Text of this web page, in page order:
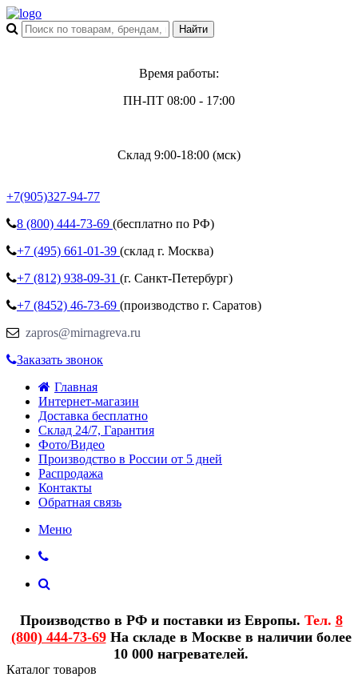
Время работы:
ПН-ПТ 08:00 - 17:00
Склад 9:00-18:00 (мск)
+7(905)327-94-77
8 (800) 444-73-69 (бесплатно по РФ)
+7 (495) 661-01-39 (склад г. Москва)
+7 (812) 938-09-31 (г. Санкт-Петербург)
+7 (8452) 46-73-69 (производство г. Саратов)
zapros@mirnagreva.ru
Заказать звонок
Главная
Интернет-магазин
Доставка бесплатно
Склад 24/7, Гарантия
Фото/Видео
Производство в России от 5 дней
Распродажа
Контакты
Обратная связь
Меню
Производство в РФ и поставки из Европы. Тел. 8
(800) 444-73-69На складе в Москве в наличии более
10 000 нагревателей.
Каталог товаров